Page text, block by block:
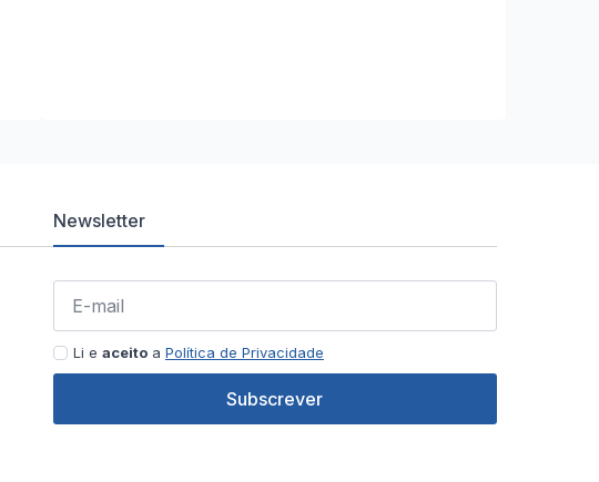
Newsletter
Li e aceitoa Política de Privacidade
Subscrever